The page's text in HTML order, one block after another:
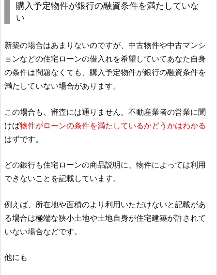
購入予定物件が銀行の融資条件を満たしていな
い
新築の場合はあまりないのですが、中古物件や中古マンシ
ョンなどの住宅ローンの借入れを希望していてあなた自身
の条件は問題なくても、購入予定物件が銀行の融資条件を
満たしていない場合があります。
この場合も、審査には通りません。不動産業者の営業に聞
けば物件がローンの条件を満たしているかどうかはわかる
はずです。
どの銀行も住宅ローンの商品説明に、物件によっては利用
できないことを記載しています。
例えば、所在地や面積のより利用いただけないと記載があ
る場合は極端な狭小土地や土地自身が住宅建築が許されて
いない場合などです。
他にも